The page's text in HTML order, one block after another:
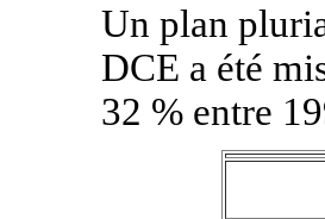
Un plan
DCE a été
32 % entre